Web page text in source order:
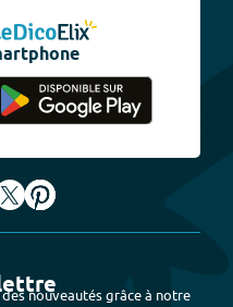
nouveautés grâce à notre